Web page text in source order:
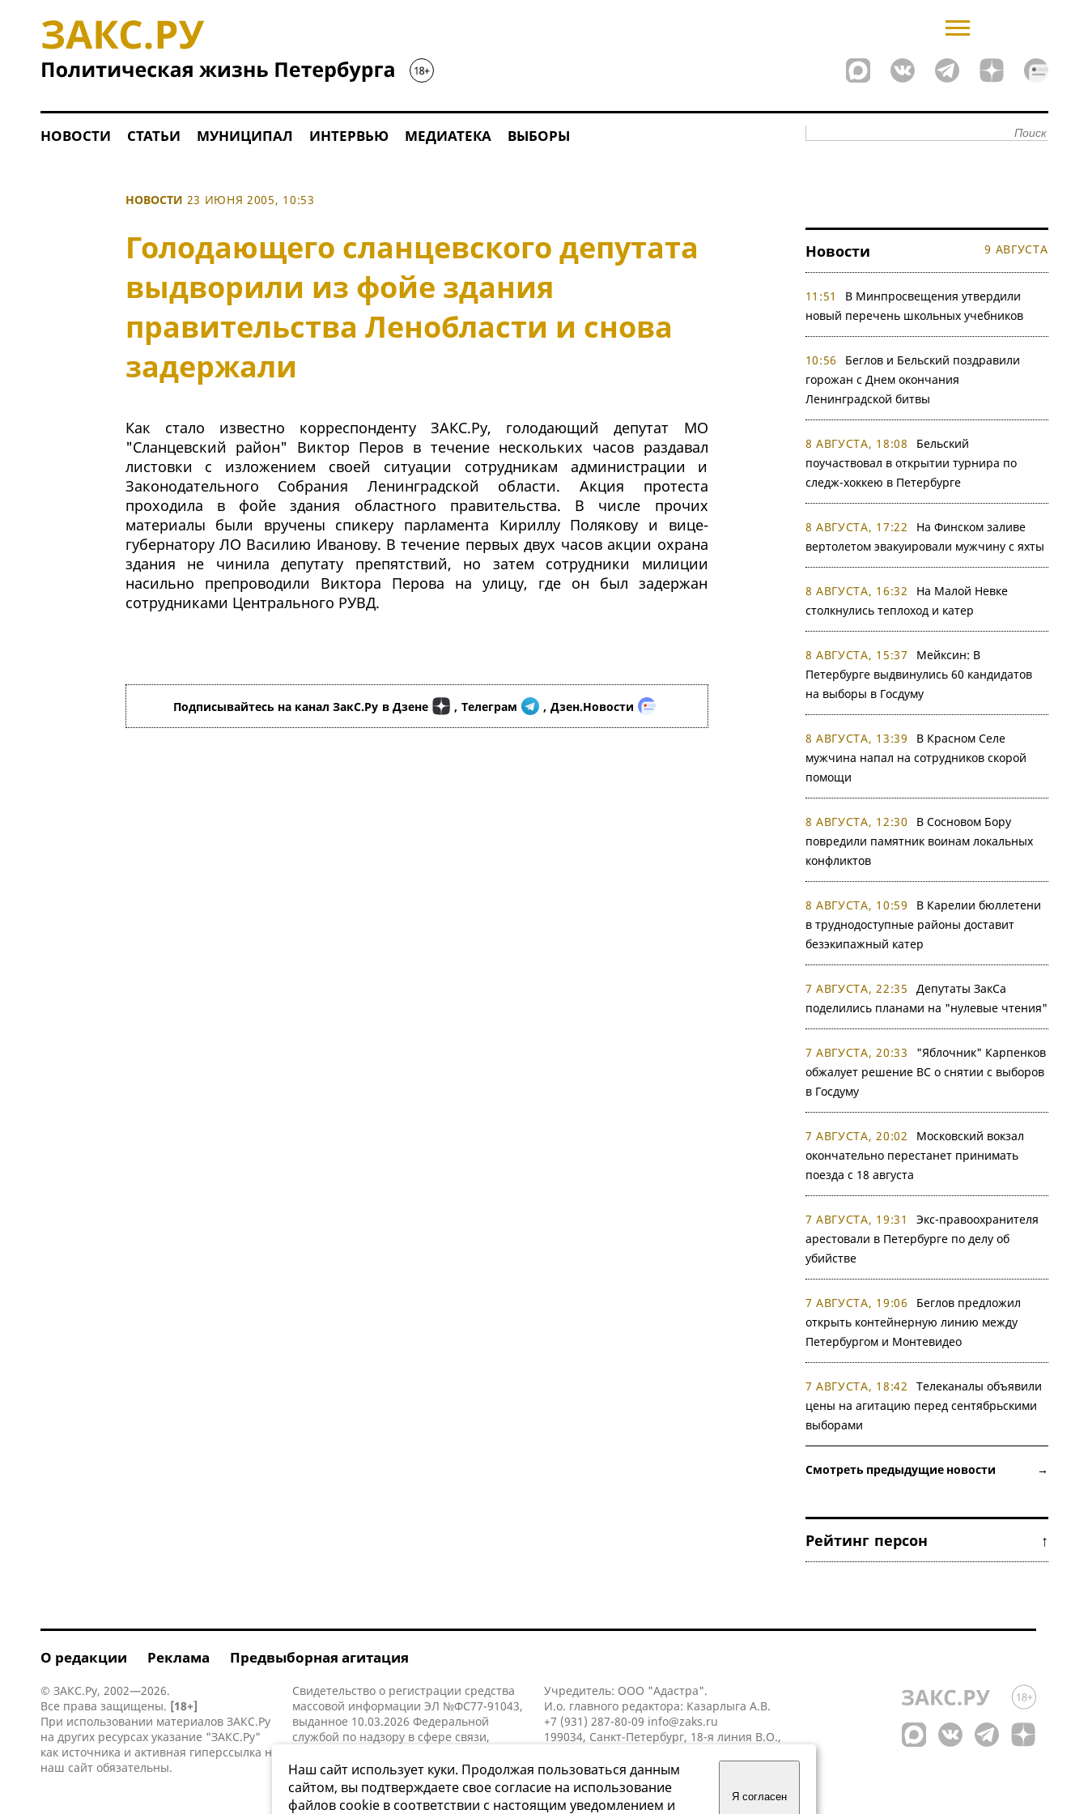
НОВОСТИ СТАТЬИ МУНИЦИПАЛ ИНТЕРВЬЮ МЕДИАТЕКА ВЫБОРЫ
НОВОСТИ 23 ИЮНЯ 2005, 10:53
Голодающего сланцевского депутата
выдворили из фойе здания
правительства Ленобласти и снова
задержали
Как стало известно корреспонденту ЗАКС.Ру, голодающий депутат МО
"Сланцевский район" Виктор Перов в течение нескольких часов раздавал
листовки с изложением своей ситуации сотрудникам администрации и
Законодательного Собрания Ленинградской области. Акция протеста
проходила в фойе здания областного правительства. В числе прочих
материалы были вручены спикеру парламента Кириллу Полякову и вице-
губернатору ЛО Василию Иванову. В течение первых двух часов акции охрана
здания не чинила депутату препятствий, но затем сотрудники милиции
насильно препроводили Виктора Перова на улицу, где он был задержан
сотрудниками Центрального РУВД.
Подписывайтесь на канал ЗакС.Ру в Дзене , Телеграм , Дзен.Новости
Новости 9 АВГУСТА
11:51
В Минпросвещения утвердили
новый перечень школьных учебников
10:56
Беглов и Бельский поздравили
горожан с Днем окончания
Ленинградской битвы
8 АВГУСТА, 18:08
Бельский
поучаствовал в открытии турнира по
следж-хоккею в Петербурге
8 АВГУСТА, 17:22
На Финском заливе
вертолетом эвакуировали мужчину с яхты
8 АВГУСТА, 16:32
На Малой Невке
столкнулись теплоход и катер
8 АВГУСТА, 15:37
Мейксин: В
Петербурге выдвинулись 60 кандидатов
на выборы в Госдуму
8 АВГУСТА, 13:39
В Красном Селе
мужчина напал на сотрудников скорой
помощи
8 АВГУСТА, 12:30
В Сосновом Бору
повредили памятник воинам локальных
конфликтов
8 АВГУСТА, 10:59
В Карелии бюллетени
в труднодоступные районы доставит
безэкипажный катер
7 АВГУСТА, 22:35
Депутаты ЗакСа
поделились планами на "нулевые чтения"
7 АВГУСТА, 20:33
"Яблочник" Карпенков
обжалует решение ВС о снятии с выборов
в Госдуму
7 АВГУСТА, 20:02
Московский вокзал
окончательно перестанет принимать
поезда с 18 августа
7 АВГУСТА, 19:31
Экс-правоохранителя
арестовали в Петербурге по делу об
убийстве
7 АВГУСТА, 19:06
Беглов предложил
открыть контейнерную линию между
Петербургом и Монтевидео
7 АВГУСТА, 18:42
Телеканалы объявили
цены на агитацию перед сентябрьскими
выборами
Смотреть предыдущие новости →
Рейтинг персон ↑
О редакции Реклама Предвыборная агитация
© ЗАКС.Ру, 2002—2026.
Все права защищены. [18+]
При использовании материалов ЗАКС.Ру
на других ресурсах указание "ЗАКС.Ру"
как источника и активная гиперссылка на
наш сайт обязательны.
Свидетельство о регистрации средства
массовой информации ЭЛ №ФС77-91043,
выданное 10.03.2026 Федеральной
службой по надзору в сфере связи,
коммуникаций (Роскомнадзор).
Учредитель: ООО "Адастра".
И.о. главного редактора: Казарлыга А.В.
+7 (931) 287-80-09 info@zaks.ru
199034, Санкт-Петербург, 18-я линия В.О.,
Наш сайт использует куки. Продолжая пользоваться данным
сайтом, вы подтверждаете свое согласие на использование
файлов cookie в соответствии с настоящим уведомлением и
Я согласен